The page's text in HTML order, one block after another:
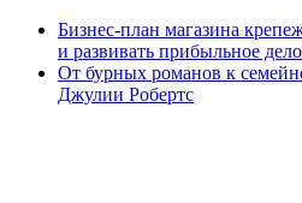
Бизнес-план магазина
и развивать прибыльное дело
От бурных романов к
Джулии Робертс